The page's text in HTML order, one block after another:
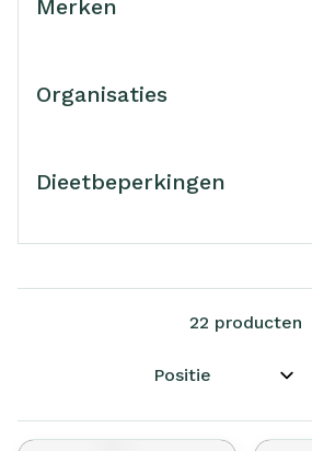
Merken
Organisaties
Dieetbeperkingen
22 producten
Sorteer op: